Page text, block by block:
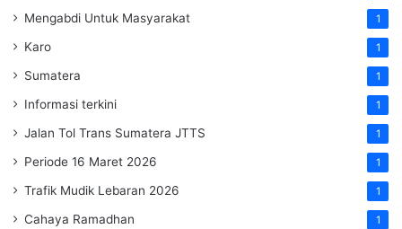
Mengabdi Untuk Masyarakat 1
Karo 1
Sumatera 1
Informasi terkini 1
Jalan Tol Trans Sumatera JTTS 1
Periode 16 Maret 2026 1
Trafik Mudik Lebaran 2026 1
Cahaya Ramadhan 1